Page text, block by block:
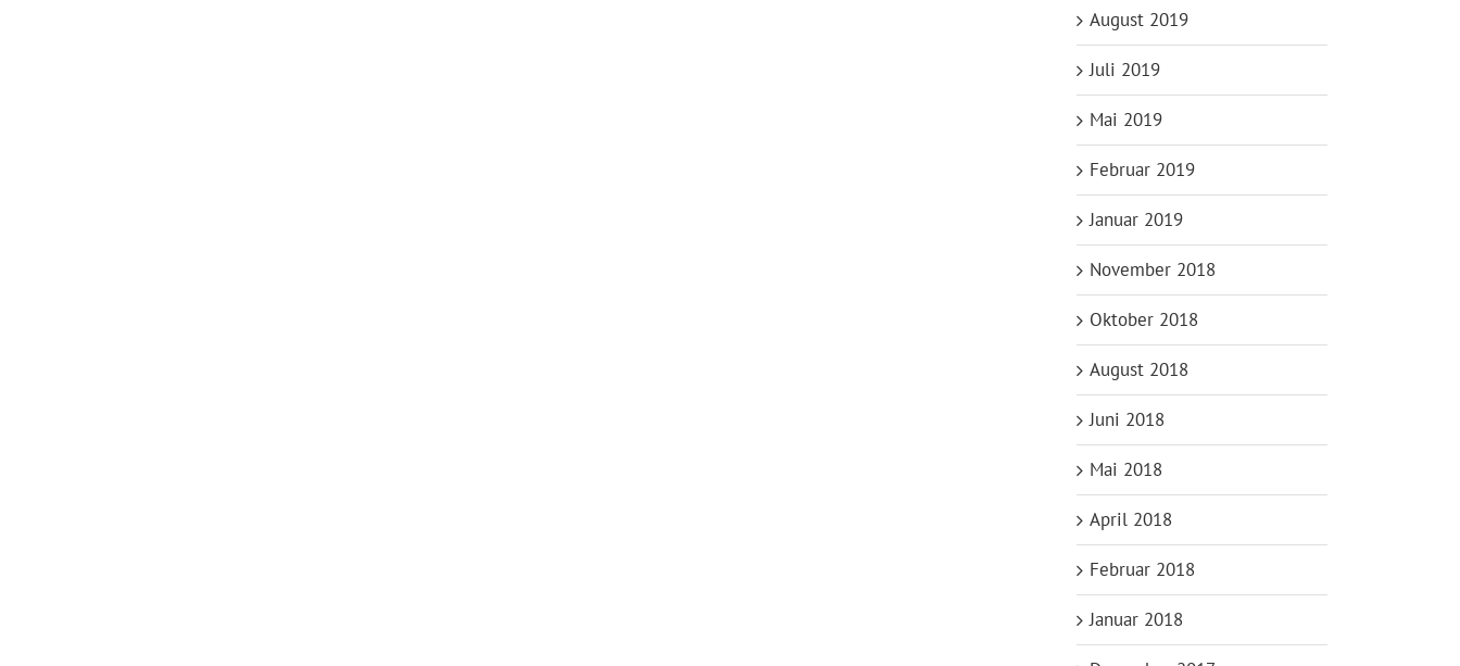
August 2019
Juli 2019
Mai 2019
Februar 2019
Januar 2019
November 2018
Oktober 2018
August 2018
Juni 2018
Mai 2018
April 2018
Februar 2018
Januar 2018